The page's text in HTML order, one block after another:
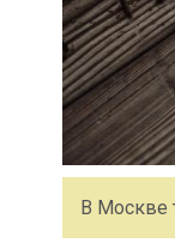
В Москве